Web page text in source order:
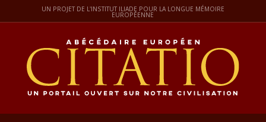
UN PROJET DE L'INSTITUT ILIADE POUR LA LONGUE MÉMOIRE
EUROPÉENNE